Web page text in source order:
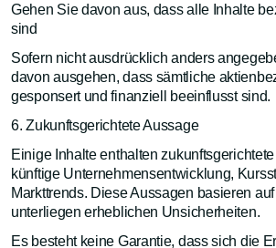
Gehen Sie davon aus, dass alle Inhalte
sind
Sofern nicht ausdrücklich anders
davon ausgehen, dass sämtliche
gesponsert und finanziell beeinflusst sind.
6. Zukunftsgerichtete Aussage
Einige Inhalte enthalten
künftige Unternehmensentwicklung,
Markttrends. Diese Aussagen basieren
unterliegen erheblichen Unsicherheiten.
Es besteht keine Garantie, dass sich die